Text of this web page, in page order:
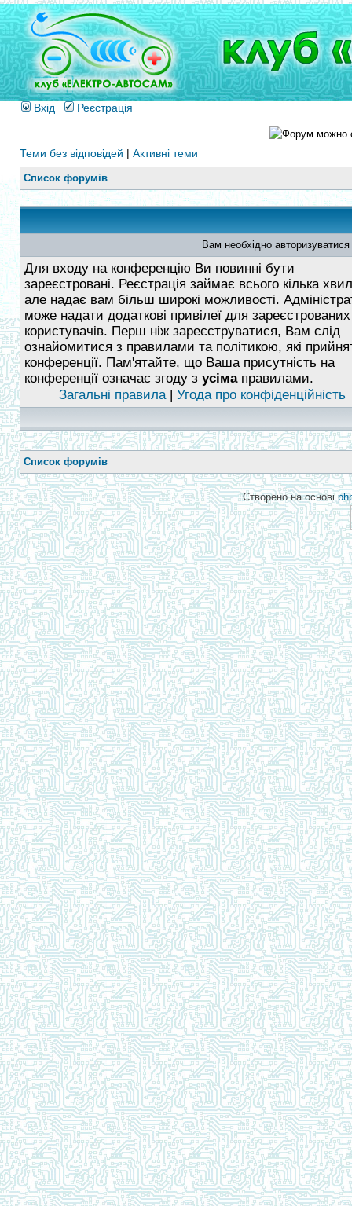
Вхід Реєстрація
Теми без відповідей | Активні теми
Список форумів
Вам необхідно
Для входу на конференцію Ви повинні бути
зареєстровані. Реєстрація займає всього кілька
але надає вам більш широкі можливості.
може надати додаткові привілеї для зареєстрованих
користувачів. Перш ніж зареєструватися, Вам слід
ознайомитися з правилами та політикою, які
конференції. Пам'ятайте, що Ваша присутність на
конференції означає згоду з усімаправилами.
Загальні правила| Угода про конфіденційність
Список форумів
Створено на основі